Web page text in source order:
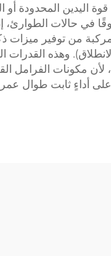
اليدين المحدودة
في حالات
من توفير ميزات
وهذه
مكونات الفرامل
أداءٍ ثابت طوال